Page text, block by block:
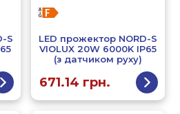
S
LED прожектор NORD-S
VIOLUX 20W 6000K IP65
(з датчиком руху)
671.14 грн.